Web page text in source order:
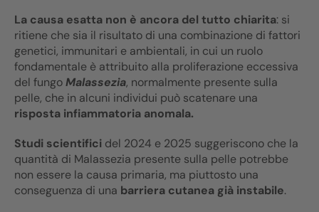
La causa esatta non è ancora del tutto chiarita: si
ritiene che sia il risultato di una combinazione di fattori
genetici, immunitari e ambientali, in cui un ruolo
fondamentale è attribuito alla proliferazione eccessiva
del fungoMalassezia, normalmente presente sulla
pelle, che in alcuni individui può scatenare una
risposta infiammatoria anomala.
Studi scientifici del 2024 e 2025 suggeriscono che la
quantità di Malassezia presente sulla pelle potrebbe
non essere la causa primaria, ma piuttosto una
conseguenza di una barriera cutanea già instabile.